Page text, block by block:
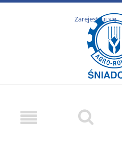
Zarejestruj się